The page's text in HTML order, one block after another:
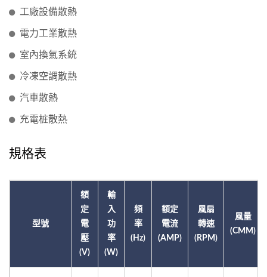
工廠設備散熱
電力工業散熱
室內換氣系統
冷凍空調散熱
汽車散熱
充電桩散熱
規格表
型號
額
定
電
壓
(V)
輸
入
功
率
(W)
頻
率
(Hz)
額定
電流
(AMP)
風扇
轉速
(RPM)
風量
(CMM)